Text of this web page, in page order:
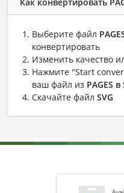
Выберите файл
конвертировать
Изменить качество
Нажмите "Start
ваш файл из PAGES в
Скачайте файл SVG